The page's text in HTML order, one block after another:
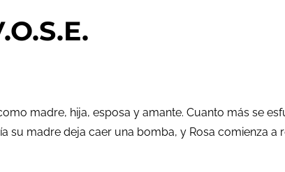
madre, hija, esposa y amante. Cuanto más se
su madre deja caer una bomba, y Rosa comienza